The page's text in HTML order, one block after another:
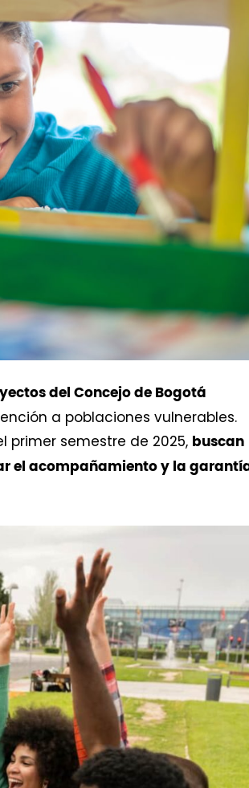
del Concejo de Bogotá
a poblaciones vulnerables.
semestre de 2025, buscan
el acompañamiento y la